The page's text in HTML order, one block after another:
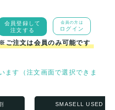
会員登録して
注文する
会員の方は
ログイン
※ご注文は会員のみ可能です
ます（注文画面で選択できま
SMASELL USED ま